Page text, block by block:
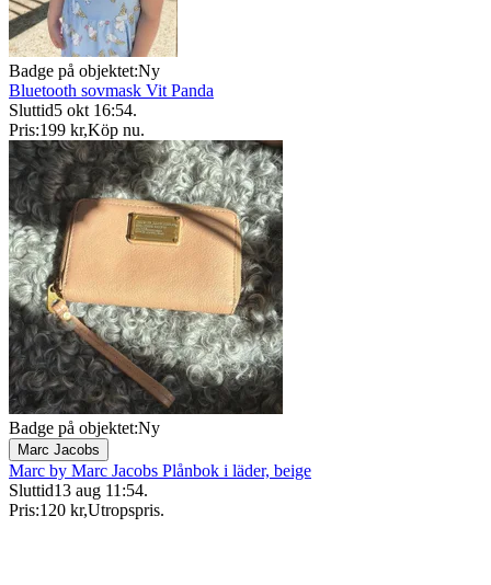
Badge på objektet:Ny
Bluetooth sovmask Vit Panda
Sluttid5 okt 16:54.
Pris:199 kr,Köp nu.
Badge på objektet:Ny
Marc Jacobs
Marc by Marc Jacobs Plånbok i läder, beige
Sluttid13 aug 11:54.
Pris:120 kr,Utropspris.